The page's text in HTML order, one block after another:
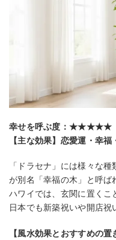
幸せを呼ぶ度：★★★★★
【主な効果】恋愛運・幸福
「ドラセナ」には様々な
が別名「幸福の木」と呼ば
ハワイでは、玄関に置くこ
日本でも新築祝いや開店祝
【風水効果とおすすめの置